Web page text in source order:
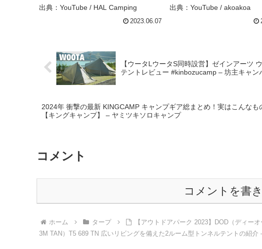
出典：YouTube / HAL Camping
2023.06.07
662-GY 2ルームワンポー
の紹介 #Short #ショート
出典：YouTube / akoakoa
【ウータLウータS同時設営】ゼインアーツ
テントレビュー #kinbozucamp – 坊主キャン
2024年 衝撃の最新 KINGCAMP キャンプギア総まとめ！実はこんな
【キングキャンプ】 – ヤミツキソロキャンプ
コメント
コメントを書
ホーム タープ
【アウトドアパーク 2023】DOD（ディー
3M TAN）T5 689 TN 広いリビングを備えた2ルーム型トンネルテントの紹介